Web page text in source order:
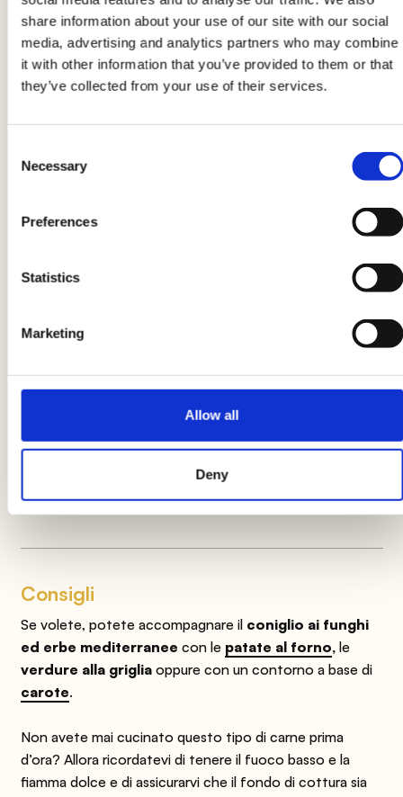
share information about your use of our site with our social
media, advertising and analytics partners who may combine
it with other information that you’ve provided to them or that
they’ve collected from your use of their services.
Selection
Necessary
Preferences
Statistics
Marketing
Allow all
Deny
erbe aromatiche. Se il fondo di cottura
dovesse asciugarsi troppo, aggiungete altra
acqua o brodo, assicurandovi che il liquido sia
ben caldo.
Nel frattempo occupatevi dei
mondateli, tagliateli a fettine e fateli rosolare in
una padella con olio, uno spicchio d’aglio e un
coniglio e fate cuocere insieme per gli ultimi
loro, prima di servire ben caldo.
modifiche causando temporaneamente variazioni tra le
informazioni presenti su questa pagina e quelle riportate
considerare sempre le informazioni riportate sull'etichetta del
prodotto prima di utilizzarlo e consumarlo.
Consigli
Se volete, potete accompagnare il coniglio ai funghi
ed erbe mediterranee con le patate al forno, le
verdure alla grigliaoppure con un contorno a base di
carote.
Non avete mai cucinato questo tipo di carne prima
d’ora? Allora ricordatevi di tenere il fuoco basso e la
fiamma dolce e di assicurarvi che il fondo di cottura sia